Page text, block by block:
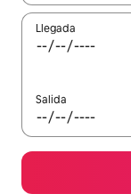
Llegada
Salida